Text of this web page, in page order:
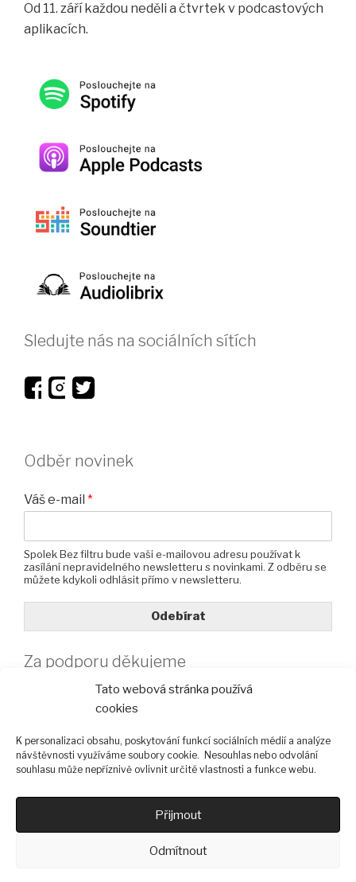
Tato webová stránka používá
cookies
K personalizaci obsahu, poskytování funkcí sociálních médií a analýze
návštěvnosti využíváme soubory cookie. Nesouhlas nebo odvolání
souhlasu může nepříznivě ovlivnit určité vlastnosti a funkce webu.
Přijmout
Odmítnout
Od 11. září každou neděli a čtvrtek v podcastových
aplikacích.
Sledujte nás na sociálních sítích
Odběr novinek
Váš e-mail *
Spolek Bez filtru bude vaši e-mailovou adresu používat k
zasílání nepravidelného newsletteru s novinkami. Z odběru se
můžete kdykoli odhlásit přímo v newsletteru.
Odebírat
Za podporu děkujeme